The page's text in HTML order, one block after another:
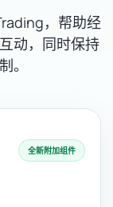
，帮助经
动，同时保持
。
全新附加组件